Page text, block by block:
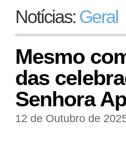
Notícias: Geral
Mesmo
das
Senhora
12 de Outubro de